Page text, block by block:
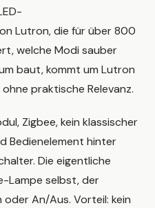
Lutron, die für über 800
welche Modi sauber
baut, kommt um Lutron
praktische Relevanz.
Zigbee, kein klassischer
Bedienelement hinter
Die eigentliche
Lampe selbst, der
An/Aus. Vorteil: kein